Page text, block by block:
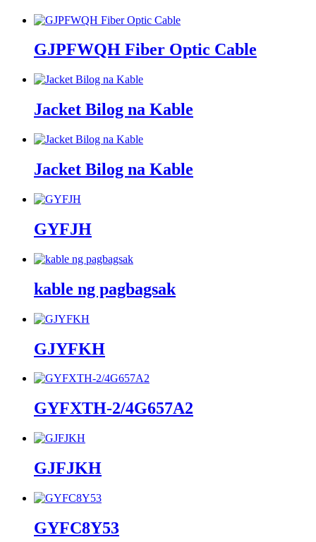
GJPFWQH Fiber Optic Cable
Jacket Bilog na Kable
Jacket Bilog na Kable
GYFJH
kable ng pagbagsak
GJYFKH
GYFXTH-2/4G657A2
GJFJKH
GYFC8Y53